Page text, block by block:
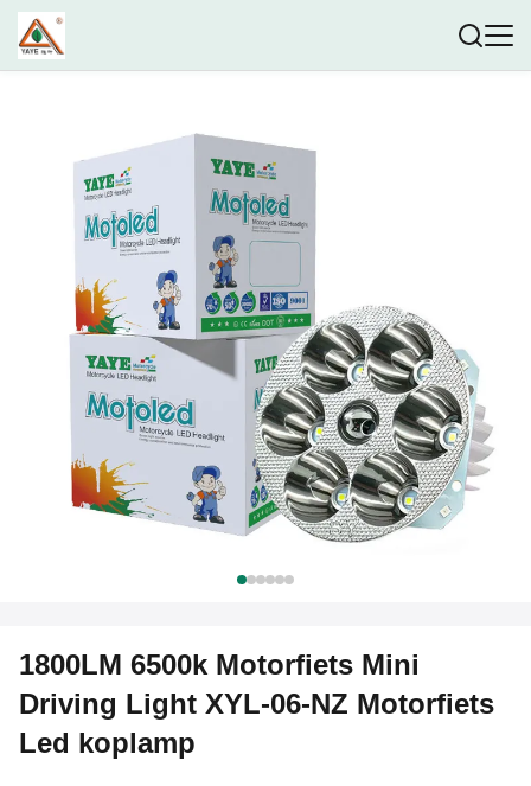
1800LM 6500k Motorfiets Mini
Driving Light XYL-06-NZ Motorfiets
Led koplamp